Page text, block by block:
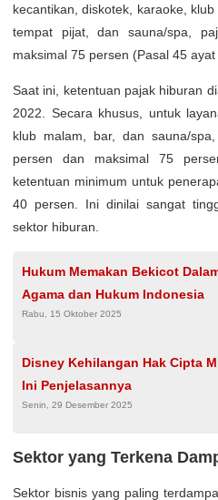
kecantikan, diskotek, karaoke,
tempat pijat, dan sauna/spa,
maksimal 75 persen (Pasal 45 ayat
Saat ini, ketentuan pajak hiburan
2022. Secara khusus, untuk
klub malam, bar, dan sauna/
persen dan maksimal 75
ketentuan minimum untuk
40 persen. Ini dinilai sangat
sektor hiburan.
Hukum Memakan Bekicot
Agama dan Hukum Indonesia
Rabu, 15 Oktober 2025
Disney Kehilangan Hak Cipta
Ini Penjelasannya
Senin, 29 Desember 2025
Sektor yang Terkena
Sektor bisnis yang paling